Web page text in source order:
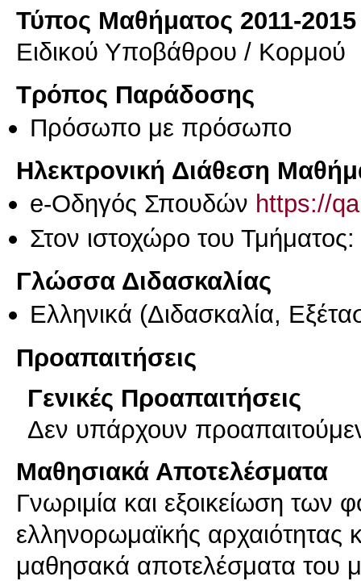
Τύπος Μαθήματος 2011-2015
Ειδικού Υποβάθρου / Κορμού
Τρόπος Παράδοσης
Πρόσωπο με πρόσωπο
Ηλεκτρονική Διάθεση
e-Οδηγός Σπουδών https://
Στον ιστοχώρο του Τμήματος:
Γλώσσα Διδασκαλίας
Ελληνικά (Διδασκαλία,
Προαπαιτήσεις
Γενικές Προαπαιτήσεις
Δεν υπάρχουν
Μαθησιακά Αποτελέσματα
Γνωριμία και εξοικείωση των
ελληνορωμαϊκής αρχαιότητας
μαθησακά αποτελέσματα του